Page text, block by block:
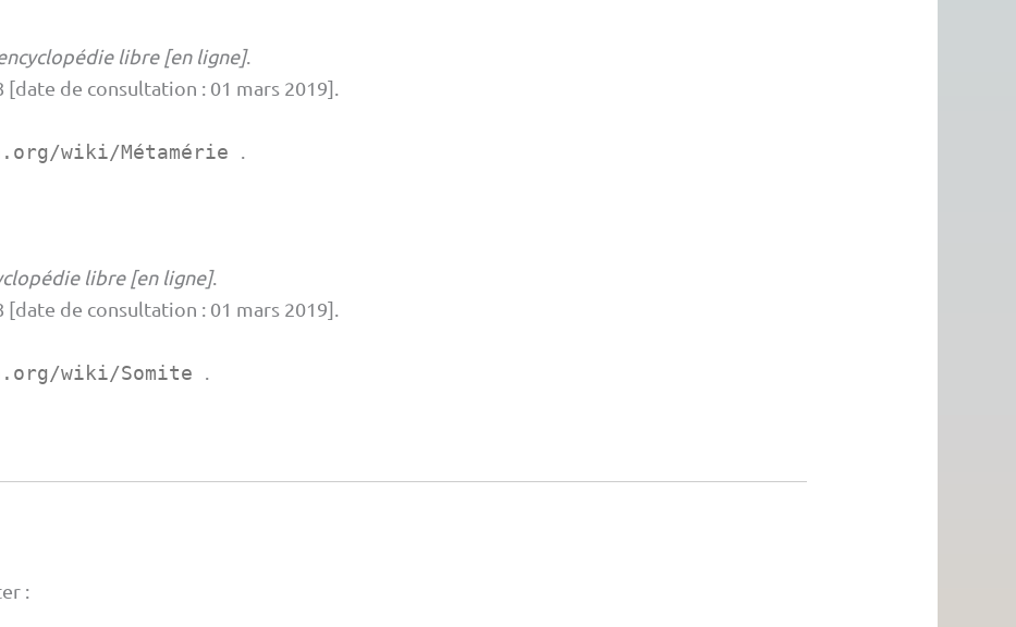
libre [en ligne].
[date de consultation : 01 mars 2019].
wiki/Métamérie
.
libre [en ligne].
[date de consultation : 01 mars 2019].
wiki/Somite
: